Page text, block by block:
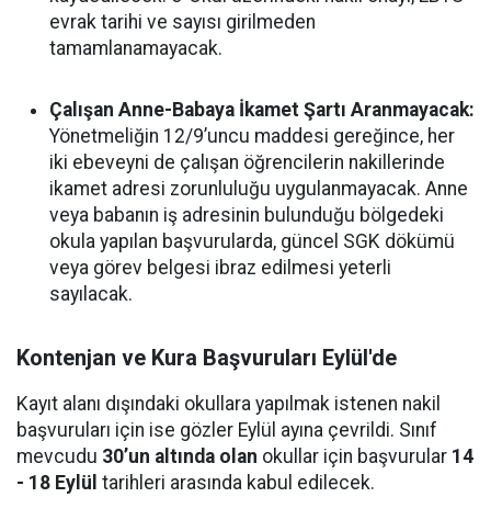
evrak tarihi ve sayısı girilmeden
tamamlanamayacak.
Çalışan Anne-Babaya İkamet Şartı Aranmayacak:
Yönetmeliğin 12/9’uncu maddesi gereğince, her
iki ebeveyni de çalışan öğrencilerin nakillerinde
ikamet adresi zorunluluğu uygulanmayacak. Anne
veya babanın iş adresinin bulunduğu bölgedeki
okula yapılan başvurularda, güncel SGK dökümü
veya görev belgesi ibraz edilmesi yeterli
sayılacak.
Kontenjan ve Kura Başvuruları Eylül'de
Kayıt alanı dışındaki okullara yapılmak istenen nakil
başvuruları için ise gözler Eylül ayına çevrildi. Sınıf
mevcudu 30’un altında olan okullar için başvurular 14
- 18 Eylül tarihleri arasında kabul edilecek.